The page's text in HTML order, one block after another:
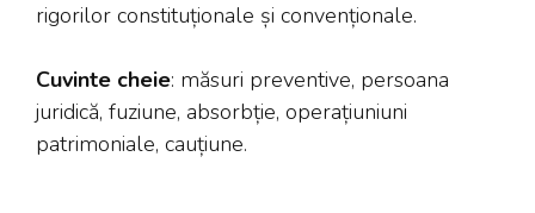
rigorilor constituționale și convenționale.
Cuvinte cheie: măsuri preventive, persoana
juridică, fuziune, absorbție, operațiuniuni
patrimoniale, cauțiune.